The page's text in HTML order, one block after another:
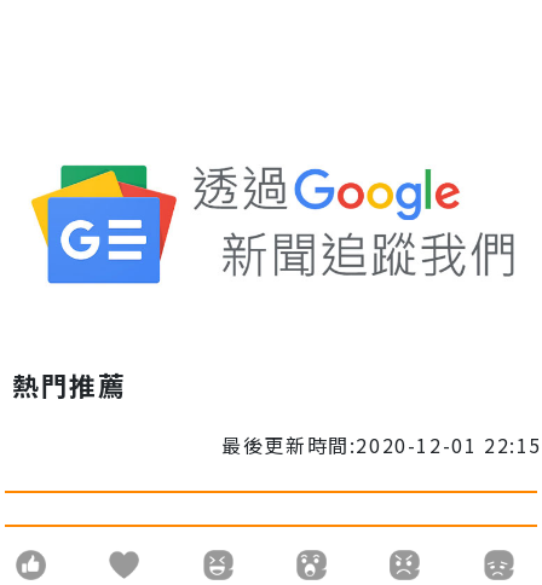
熱門推薦
最後更新時間:2020-12-01 22:15